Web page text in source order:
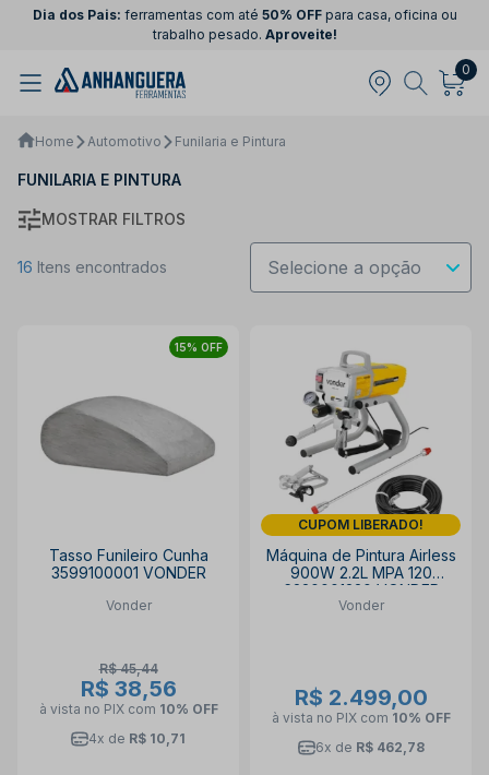
Dia dos Pais: ferramentas com até 50% OFFpara casa, oficina ou
trabalho pesado. Aproveite!
0
Home Automotivo Funilaria e Pintura
FUNILARIA E PINTURA
MOSTRAR FILTROS
16 Itens encontrados
15% OFF
Tasso Funileiro Cunha
3599100001 VONDER
Vonder
R$ 45,44
R$ 38,56
à vista no PIX com 10% OFF
4x de R$ 10,71
CUPOM LIBERADO!
Máquina de Pintura Airless
900W 2.2L MPA 120
6220001220 VONDER
Vonder
R$ 2.499,00
à vista no PIX com 10% OFF
6x de R$ 462,78